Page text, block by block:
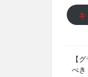
【
べき